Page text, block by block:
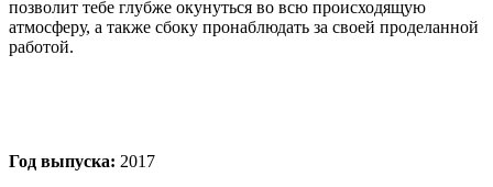
позволит тебе глубже окунуться во всю происходящую
атмосферу, а также сбоку пронаблюдать за своей проделанной
работой.
Год выпуска: 2017